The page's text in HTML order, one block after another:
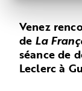
Venez
de La
séance de
Leclerc à